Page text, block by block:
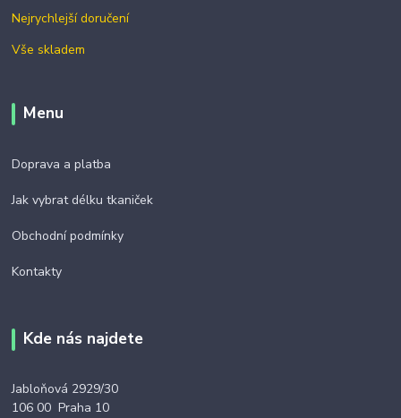
Nejrychlejší doručení
Vše skladem
Menu
Doprava a platba
Jak vybrat délku tkaniček
Obchodní podmínky
Kontakty
Kde nás najdete
Jabloňová 2929/30
106 00 Praha 10